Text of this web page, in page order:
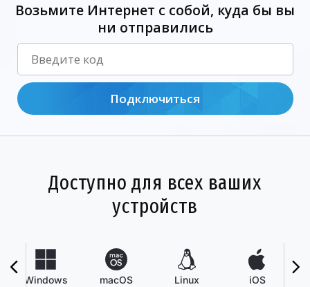
Возьмите Интернет с собой, куда бы вы
ни отправились
Подключиться
Доступно для всех ваших
устройств
Windows macOS Linux iOS